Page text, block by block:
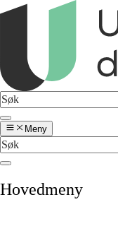
Meny
Hovedmeny